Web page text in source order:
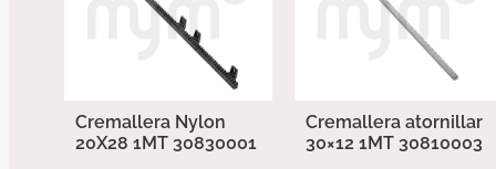
Cremallera Nylon
20X28 1MT 30830001
Cremallera atornillar
30×12 1MT 30810003